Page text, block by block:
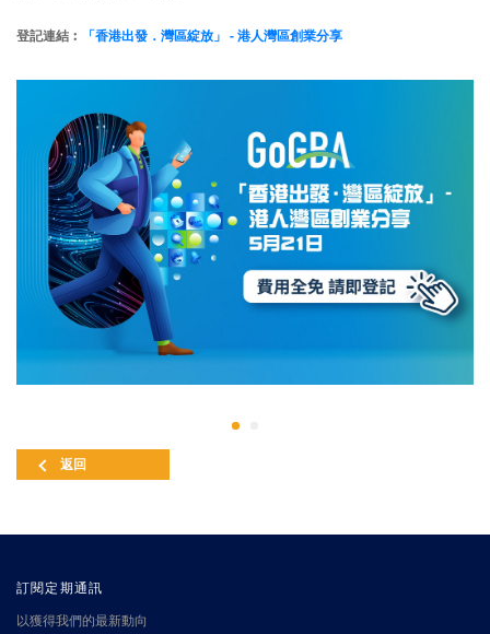
登記連結︰ 「香港出發．灣區綻放」 - 港人灣區創業分享
返回
訂閱定期通訊
以獲得我們的最新動向